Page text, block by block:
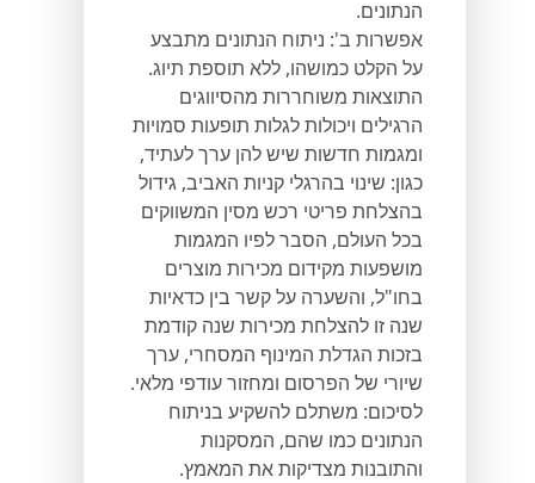
הנתונים.
אפשרות ב': ניתוח הנתונים מתבצע
על הקלט כמושהו, ללא תוספת תיוג.
התוצאות משוחררות מהסיווגים
הרגילים ויכולות לגלות תופעות סמויות
ומגמות חדשות שיש להן ערך לעתיד,
כגון: שינוי בהרגלי קניות האביב, גידול
בהצלחת פריטי רכש מסין המשווקים
בכל העולם, הסבר לפיו המגמות
מושפעות מקידום מכירות מוצרים
בחו"ל, והשערה על קשר בין כדאיות
שנה זו להצלחת מכירות שנה קודמת
בזכות הגדלת המינוף המסחרי, ערך
שיורי של הפרסום ומחזור עודפי מלאי.
לסיכום: משתלם להשקיע בניתוח
הנתונים כמו שהם, המסקנות
והתובנות מצדיקות את המאמץ.